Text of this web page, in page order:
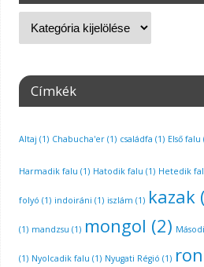
Címkék
Altaj (1) Chabucha'er(1) családfa (1) Első falu
Harmadik falu (1) Hatodik falu (1) Hetedik
folyó (1) indoiráni (1) iszlám (1) kazak
(1) mandzsu (1) mongol (2)
(1) Nyolcadik falu (1) Nyugati Régió (1)